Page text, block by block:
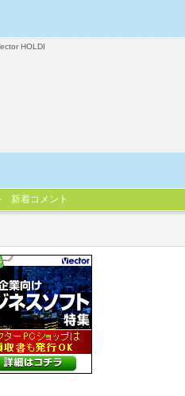
HOLDI
新着コメント